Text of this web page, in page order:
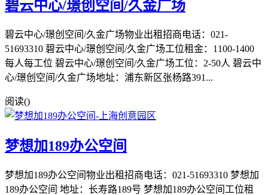
碧云中心/璟创空间/久金广场
碧云中心/璟创空间/久金广场物业出租招商电话：021-
51693310 碧云中心/璟创空间/久金广场工位租金：1100-1400
每人每工位 碧云中心/璟创空间/久金广场工位：2-50人 碧云中
心/璟创空间/久金广场地址：浦东新区张杨路391...
阅读()
梦想加189办公空间
梦想加189办公空间物业出租招商电话：021-51693310 梦想加
189办公空间 地址：长寿路189号 梦想加189办公空间工位租